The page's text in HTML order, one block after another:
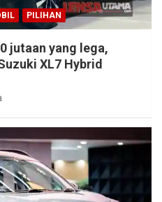
PILIHAN
jutaan yang lega,
XL7 Hybrid